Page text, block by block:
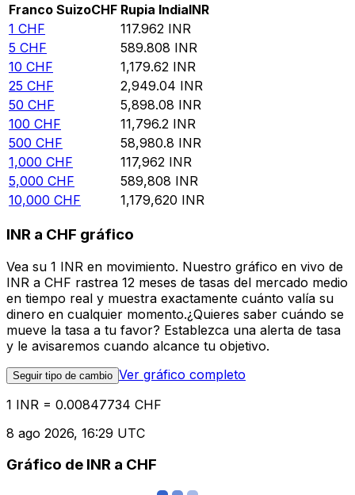
Franco SuizoCHF Rupia IndiaINR
1 CHF 117.962 INR
5 CHF 589.808 INR
10 CHF 1,179.62 INR
25 CHF 2,949.04 INR
50 CHF 5,898.08 INR
100 CHF 11,796.2 INR
500 CHF 58,980.8 INR
1,000 CHF 117,962 INR
5,000 CHF 589,808 INR
10,000 CHF 1,179,620 INR
INR a CHF gráfico
Vea su 1 INR en movimiento. Nuestro gráfico en vivo de
INR a CHF rastrea 12 meses de tasas del mercado medio
en tiempo real y muestra exactamente cuánto valía su
dinero en cualquier momento.¿Quieres saber cuándo se
mueve la tasa a tu favor? Establezca una alerta de tasa
y le avisaremos cuando alcance tu objetivo.
Seguir tipo de cambio Ver gráfico completo
1 INR = 0.00847734 CHF
8 ago 2026, 16:29 UTC
Gráfico de INR a CHF